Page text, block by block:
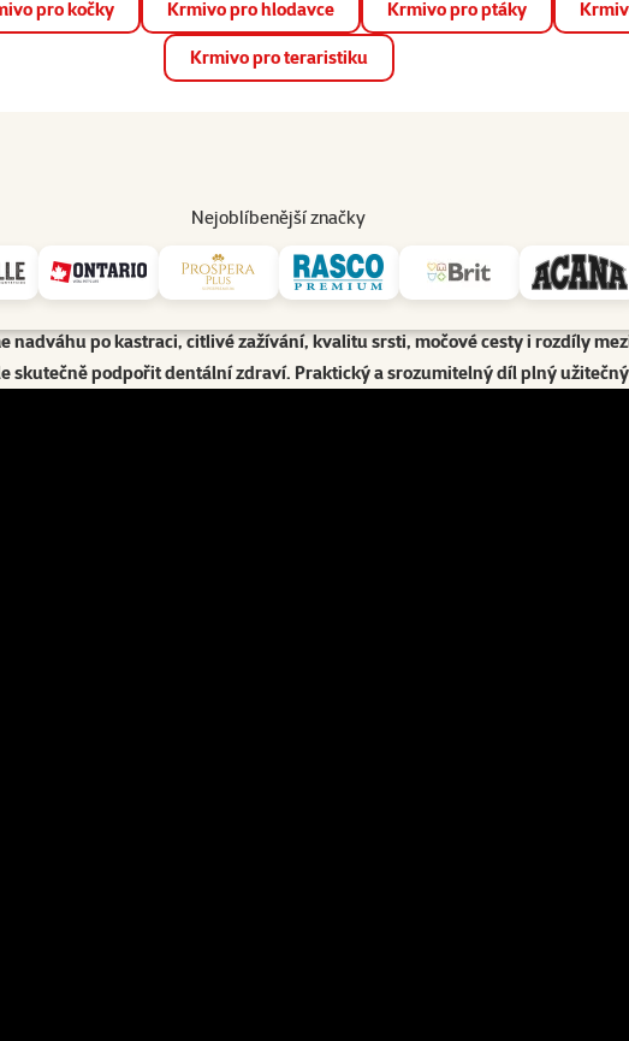
📱 Stáhněte si novou aplikaci Super zoo.Více informací
pro kočky Krmivo pro hlodavce Krmivo pro ptáky
Krmivo pro teraristiku
Nejoblíbenější značky
Prodejny Služby
| Podcast Super zoo
výživa psů a koček: malé signály, velká řešení | Podcast Super zoo
Kostilníková z Royal Canin CZ & SK. Tentokrát jsme se zaměřili na
po kastraci, citlivé zažívání, kvalitu srsti, močové cesty i rozdíly
skutečně podpořit dentální zdraví. Praktický a srozumitelný díl plný